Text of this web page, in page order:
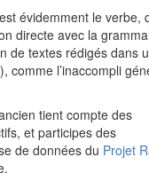
évidemment le verbe,
directe avec la
de textes rédigés dans
comme l’inaccompli
tient compte des
et participes des
de données du Projet